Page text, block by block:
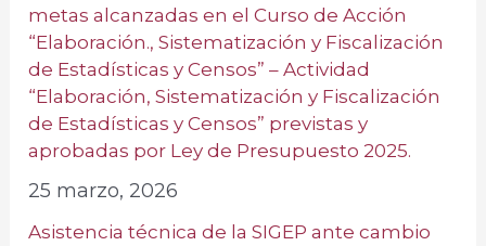
metas alcanzadas en el Curso de Acción
“Elaboración., Sistematización y Fiscalización
de Estadísticas y Censos” – Actividad
“Elaboración, Sistematización y Fiscalización
de Estadísticas y Censos” previstas y
aprobadas por Ley de Presupuesto 2025.
25 marzo, 2026
Asistencia técnica de la SIGEP ante cambio